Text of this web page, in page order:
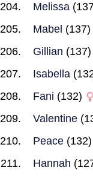
Melissa
Mabel (137)
Gillian (137)
Isabella
Fani (132)
Valentine
Peace (132)
Hannah